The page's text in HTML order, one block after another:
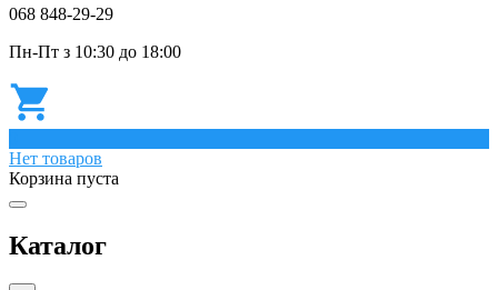
068 848-29-29
Пн-Пт з 10:30 до 18:00
Нет товаров
Корзина пуста
Каталог